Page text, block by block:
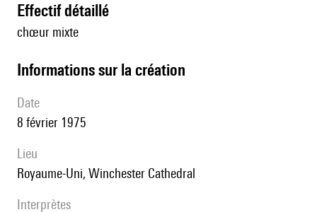
effectif détaillé
chœur mixte
informations sur la création
date
8 février 1975
lieu
Royaume-Uni, Winchester Cathedral
interprètes